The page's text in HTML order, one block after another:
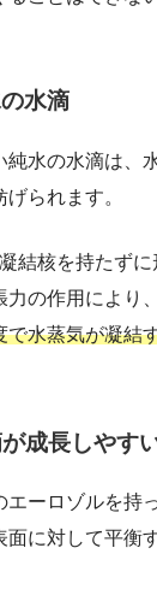
水滴
純水の水滴は、
られます。
結核を持たず
の作用により、
で水蒸気が凝結
が成長しやす
エーロゾルを持
面に対して平衡